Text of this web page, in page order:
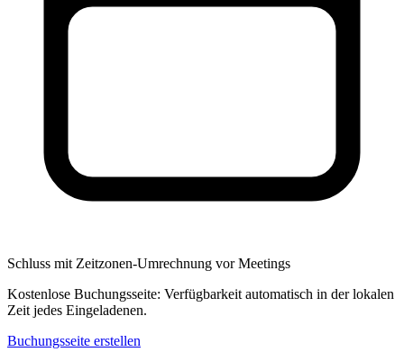
Schluss mit Zeitzonen-Umrechnung vor Meetings
Kostenlose Buchungsseite: Verfügbarkeit automatisch in der lokalen
Zeit jedes Eingeladenen.
Buchungsseite erstellen